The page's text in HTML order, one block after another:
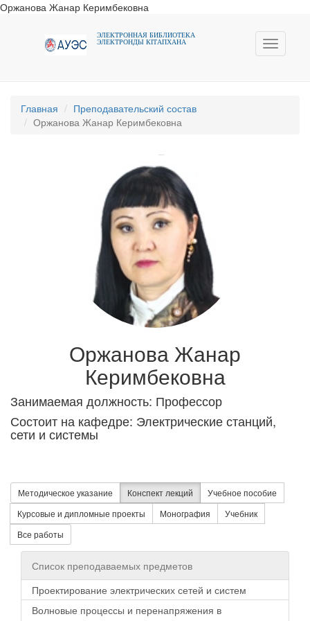
Оржанова Жанар Керимбековна
Toggle
ЭЛЕКТРОННАЯ БИБЛИОТЕКА
ЭЛЕКТРОНДЫ КIТАПХАНА
Главная
Преподавательский состав
Оржанова Жанар Керимбековна
Оржанова Жанар
Керимбековна
Занимаемая должность: Профессор
Состоит на кафедре: Электрические станций,
сети и системы
Методическое указание Конспект лекций
Учебное пособие
Курсовые и дипломные проекты
Монография
Учебник
Все работы
Список преподаваемых предметов
Проектирование электрических сетей и систем
Волновые процессы и перенапряжения в